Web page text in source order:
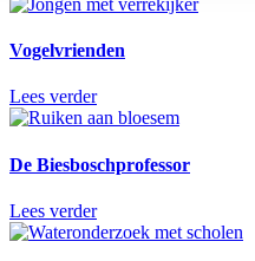
Vogelvrienden
Lees verder
De Biesboschprofessor
Lees verder